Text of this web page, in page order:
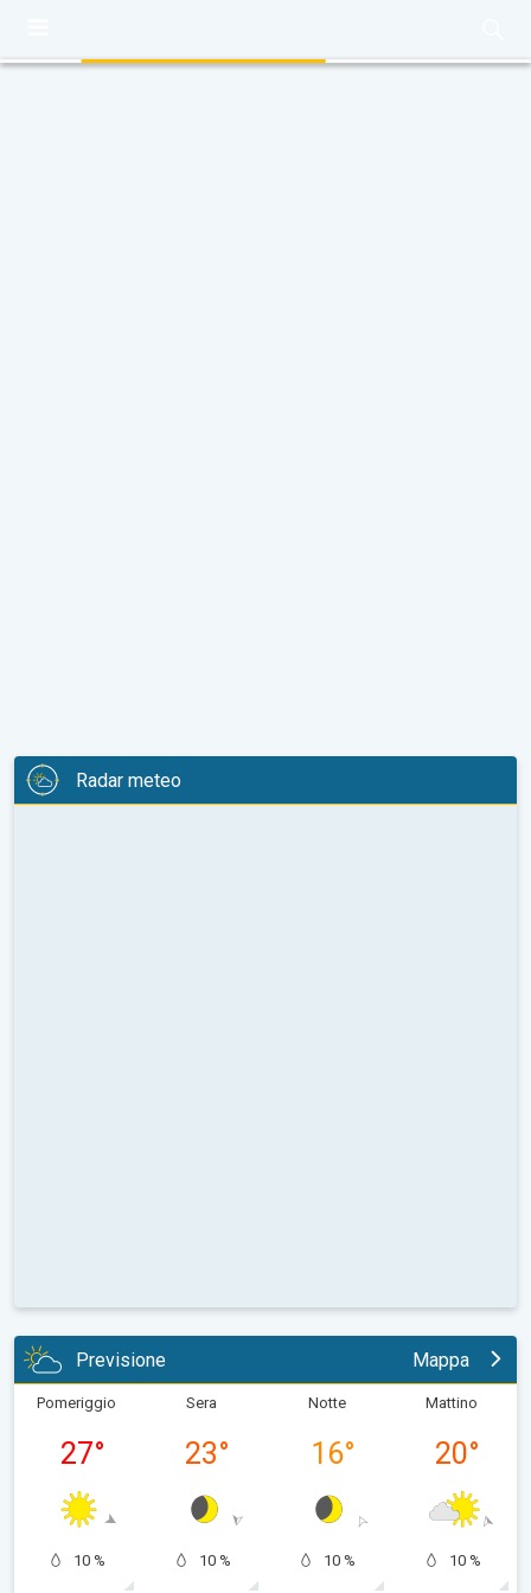
Radar meteo
Previsione Mappa
Pomeriggio
27°
10 %
Sera
23°
10 %
Notte
16°
10 %
Mattino
20°
10 %